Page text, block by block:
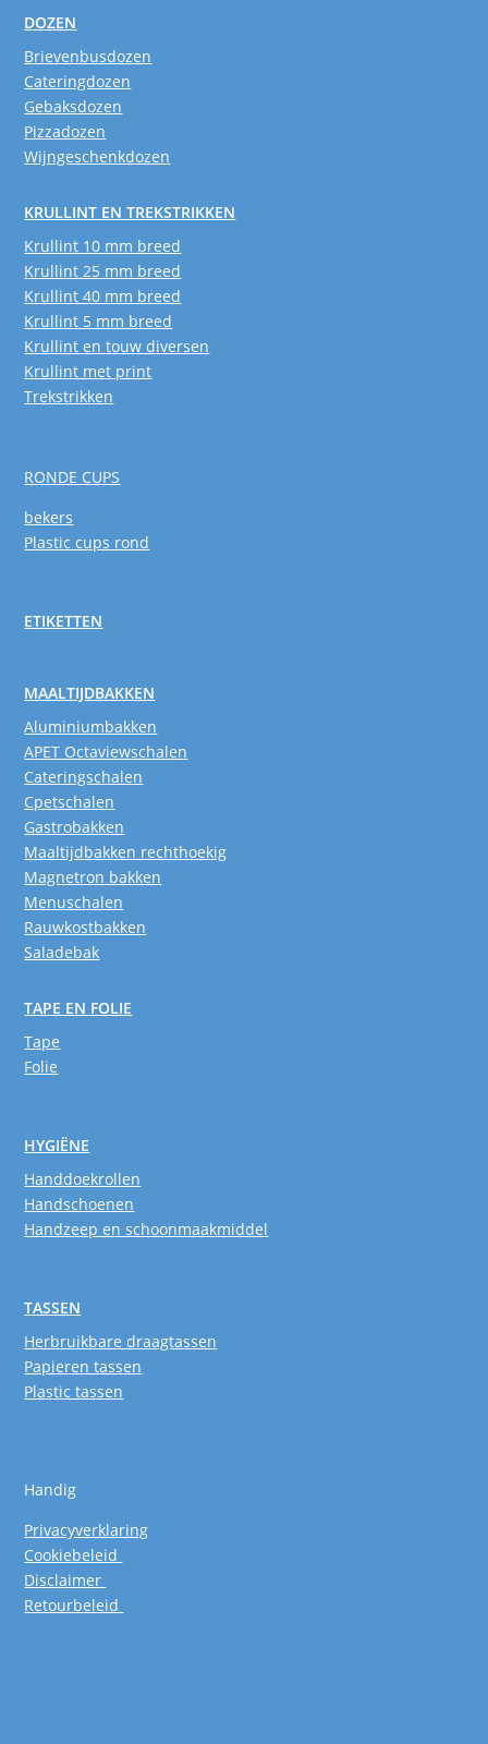
DOZEN
Brievenbusdozen
Cateringdozen
Gebaksdozen
Pizzadozen
Wijngeschenkdozen
KRULLINT EN TREKSTRIKKEN
Krullint 10 mm breed
Krullint 25 mm breed
Krullint 40 mm breed
Krullint 5 mm breed
Krullint en touw diversen
Krullint met print
Trekstrikken
RONDE CUPS
bekers
Plastic cups rond
ETIKETTEN
MAALTIJDBAKKEN
Aluminiumbakken
APET Octaviewschalen
Cateringschalen
Cpetschalen
Gastrobakken
Maaltijdbakken rechthoekig
Magnetron bakken
Menuschalen
Rauwkostbakken
Saladebak
TAPE EN FOLIE
Tape
Folie
HYGIËNE
Handdoekrollen
Handschoenen
Handzeep en schoonmaakmiddel
TASSEN
Herbruikbare draagtassen
Papieren tassen
Plastic tassen
Handig
Privacyverklaring
Cookiebeleid
Disclaimer
Retourbeleid